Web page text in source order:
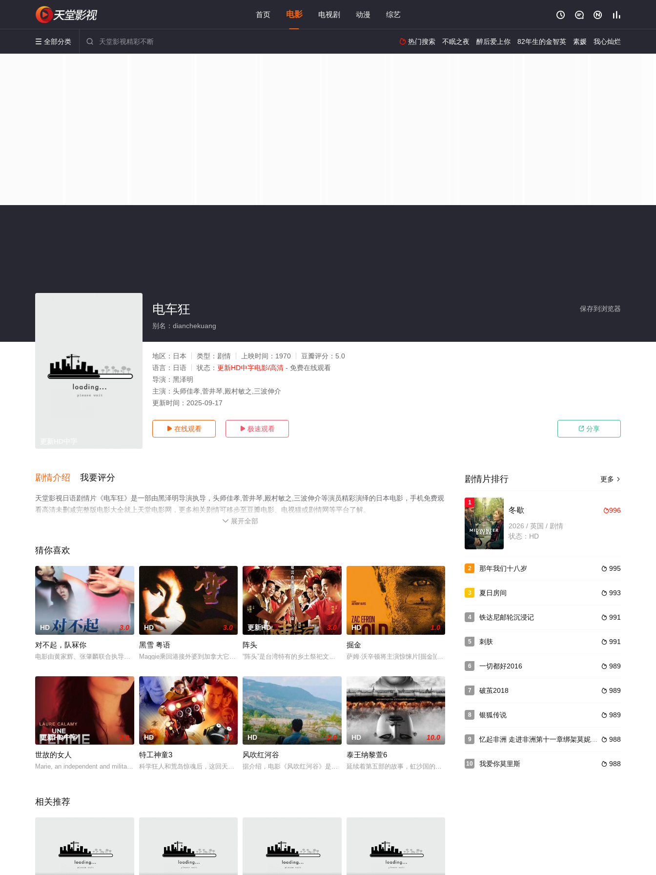
首页 电影 电视剧 动漫 综艺    
 全部分类   热门搜索 不眠之夜 醉后爱上你 82年生的金智英 素媛 我心灿烂
保存到浏览器
电车狂
别名：dianchekuang
地区： 日本 类型： 剧情 上映时间： 1970 豆瓣评分： 5.0
语言： 日语 状态： 更新HD中字电影/高清 - 免费在线观看
导演： 黑泽明
主演： 头师佳孝,菅井琴,殿村敏之,三波伸介
更新时间： 2025-09-17
 在线观看  极速观看  分享
剧情介绍 我要评分
天堂影视日语剧情片《电车狂》是一部由黑泽明导演执导，头师佳孝,菅井琴,殿村敏之,三波伸介等演员精彩演绎的日本电影，手机免费观
看高清未删减完整版电影大全就上天堂电影网，更多相关剧情可移步至豆瓣电影、电视猫或剧情网等平台了解。
 展开全部
猜你喜欢
HD 3.0
对不起，队冧你
电影由黄家辉、张肇麟联合执导，朱茵、梁汉文、张达明等主演的一部惊悚剧情片。专栏作家Jenny（朱茵饰）对其妹Regina就读艺术进修中心近日发生的离奇命案深感
HD 3.0
黑雪 粤语
Maggie乘回港接外婆到加拿大它居之便,与男友Michael及好友Carol,Jacky夫妇聚旧,但Michael说Jacky夫妇去了澳门.Maggie出门
更新HD 3.0
阵头
“阵头”是台湾特有的乡土祭祀文化。阿泰（柯有伦 饰）是个心怀音乐梦想的热血青年，一心想出国深造音乐，但回到台中老家时却被父亲（阿西 饰
HD 1.0
掘金
萨姆·沃辛顿将主演惊悚片[掘金](Gold，暂译)。本片由安东尼·海耶斯执导，并与波莉·史密斯共同撰写剧本。
更新HD中字 2.0
世故的女人
Marie, an independent and militant sex worker who has never needed to rely on a
HD 1.0
特工神童3
科学狂人和荒岛惊魂后，这回天才特工小姐弟必须面对的，是解救全世界孩子的任务和一个庞大危险疯狂的虚拟游戏……在莫名其妙的失去了他的特工工作以后，“少年版007”
HD 2.0
风吹红河谷
据介绍，电影《风吹红河谷》是云南省委宣传部2018年重点文艺扶持项目，影片以脱贫攻坚为时代背景，讲述了红河哈尼村寨在驻村干部徐来的带
HD 10.0
泰王纳黎萱6
延续着第五部的故事，虹沙国的领兵大将皇太子在战争中牺牲，虹沙国已然无力对抗泰王纳黎萱，于是决定
相关推荐
更多 
剧情片排行
1
996
冬歇
2026 / 英国 / 剧情
状态：HD
2  995
那年我们十八岁
3  993
夏日房间
4  991
铁达尼邮轮沉浸记
5  991
刺肤
6  989
一切都好2016
7  989
破茧2018
8  989
银狐传说
9  988
忆起非洲 走进非洲第十一章绑架莫妮卡 普通话版
10  988
我爱你莫里斯